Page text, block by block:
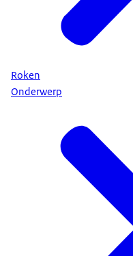
Roken
Onderwerp